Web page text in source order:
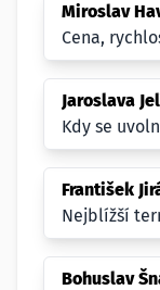
Miroslav
Cena,
Jaroslava
Kdy se
František
Nejblížší
Bohuslav